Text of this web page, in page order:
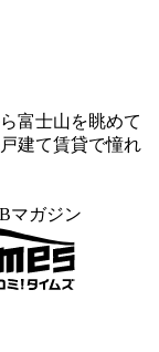
富士山を眺めて
建て賃貸で憧れ
マガジン